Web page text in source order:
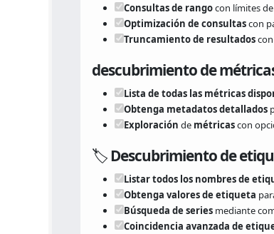
Consultas de rangocon límites
Optimización de consultascon
Truncamiento de resultadoscon
descubrimiento de
Lista de todas las métricas
Obtenga metadatos detallados
Exploración de métricascon
🏷️Descubrimiento de
Listar todos los nombres de
Obtenga valores de etiqueta
Búsqueda de seriesmediante
Coincidencia avanzada de